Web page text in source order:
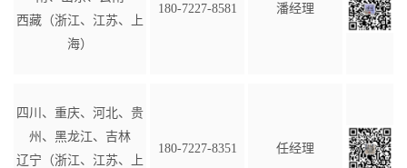
西藏（浙江、江苏、上
海）
180-7227-8581 潘经理
四川、重庆、河北、贵
州、黑龙江、吉林
辽宁（浙江、江苏、上
180-7227-8351 任经理